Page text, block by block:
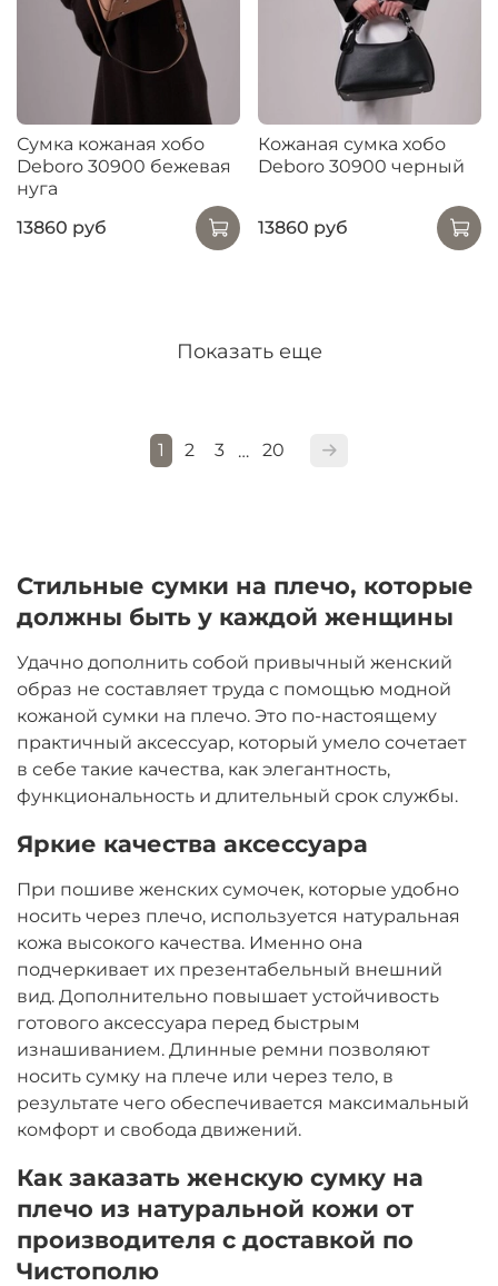
Сумка кожаная хобо
Deboro 30900 бежевая
нуга
13860 руб
Кожаная сумка хобо
Deboro 30900 черный
13860 руб
Показать еще
1 2 3 … 20
Стильные сумки на плечо, которые
должны быть у каждой женщины
Удачно дополнить собой привычный женский
образ не составляет труда с помощью модной
кожаной сумки на плечо. Это по-настоящему
практичный аксессуар, который умело сочетает
в себе такие качества, как элегантность,
функциональность и длительный срок службы.
Яркие качества аксессуара
При пошиве женских сумочек, которые удобно
носить через плечо, используется натуральная
кожа высокого качества. Именно она
подчеркивает их презентабельный внешний
вид. Дополнительно повышает устойчивость
готового аксессуара перед быстрым
изнашиванием. Длинные ремни позволяют
носить сумку на плече или через тело, в
результате чего обеспечивается максимальный
комфорт и свобода движений.
Как заказать женскую сумку на
плечо из натуральной кожи от
производителя с доставкой по
Чистополю